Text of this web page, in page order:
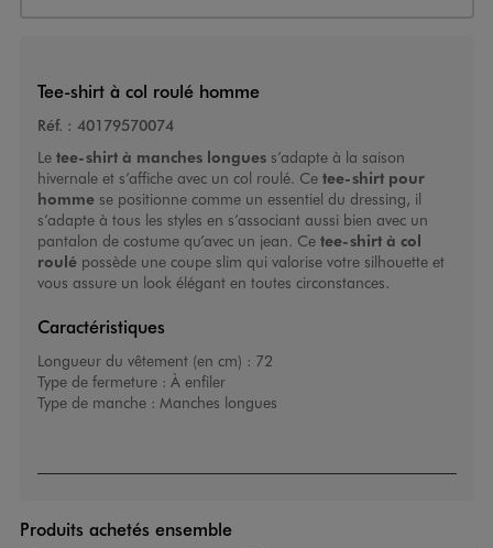
Tee-shirt à col roulé homme
Réf. : 40179570074
Le tee-shirt à manches longuess’adapte à la saison
hivernale et s’affiche avec un col roulé. Ce tee-shirt pour
homme se positionne comme un essentiel du dressing, il
s’adapte à tous les styles en s’associant aussi bien avec un
pantalon de costume qu’avec un jean. Ce tee-shirt à col
roulépossède une coupe slim qui valorise votre silhouette et
vous assure un look élégant en toutes circonstances.
Caractéristiques
Longueur du vêtement (en cm) : 72
Type de fermeture : À enfiler
Type de manche : Manches longues
Produits achetés ensemble